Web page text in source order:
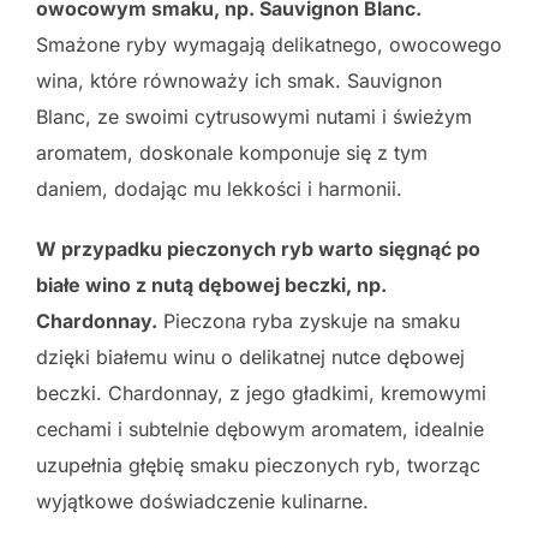
owocowym smaku, np. Sauvignon Blanc.
Smażone ryby wymagają delikatnego, owocowego
wina, które równoważy ich smak. Sauvignon
Blanc, ze swoimi cytrusowymi nutami i świeżym
aromatem, doskonale komponuje się z tym
daniem, dodając mu lekkości i harmonii.
W przypadku pieczonych ryb warto sięgnąć po
białe wino z nutą dębowej beczki, np.
Chardonnay. Pieczona ryba zyskuje na smaku
dzięki białemu winu o delikatnej nutce dębowej
beczki. Chardonnay, z jego gładkimi, kremowymi
cechami i subtelnie dębowym aromatem, idealnie
uzupełnia głębię smaku pieczonych ryb, tworząc
wyjątkowe doświadczenie kulinarne.